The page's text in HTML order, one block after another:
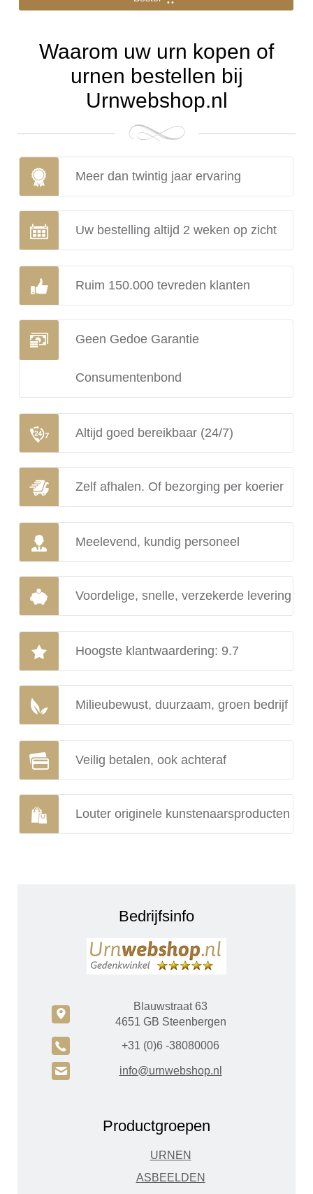
Waarom uw urn kopen of
urnen bestellen bij
Urnwebshop.nl
Meer dan twintig jaar ervaring
Uw bestelling altijd 2 weken op zicht
Ruim 150.000 tevreden klanten
Geen Gedoe Garantie
Consumentenbond
Altijd goed bereikbaar (24/7)
Zelf afhalen. Of bezorging per koerier
Meelevend, kundig personeel
Voordelige, snelle, verzekerde levering
Hoogste klantwaardering: 9.7
Milieubewust, duurzaam, groen bedrijf
Veilig betalen, ook achteraf
Louter originele kunstenaarsproducten
Bedrijfsinfo
c
Blauwstraat 63
4651 GB Steenbergen
A +31 (0)6 -38080006
H info@urnwebshop.nl
Productgroepen
URNEN
ASBEELDEN